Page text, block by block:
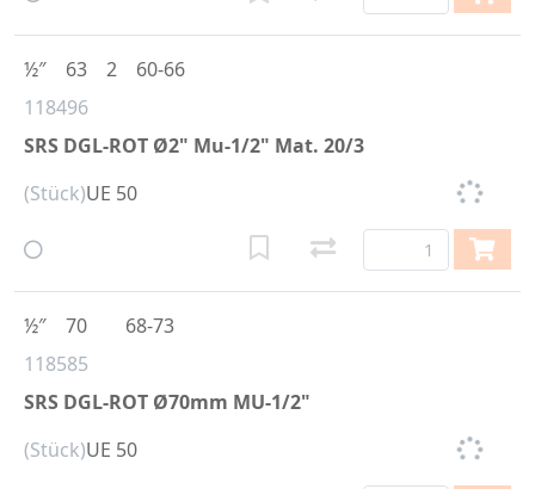
118496
SRS DGL-ROT Ø2" Mu-1/2" Mat. 20/3
½″ 63 2 60-66
(Stück)UE 50
118585
SRS DGL-ROT Ø70mm MU-1/2"
½″ 70 68-73
(Stück)UE 50